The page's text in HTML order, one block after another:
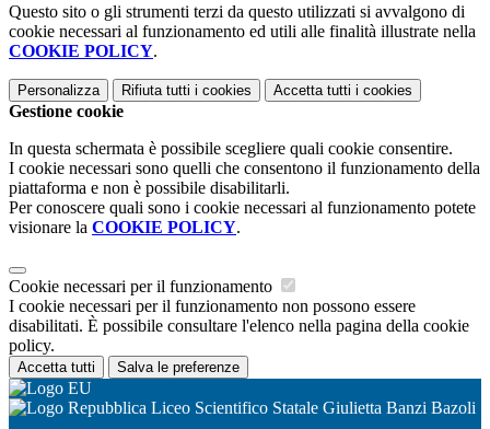
Questo sito o gli strumenti terzi da questo utilizzati si avvalgono di
cookie necessari al funzionamento ed utili alle finalità illustrate nella
COOKIE POLICY.
Personalizza Rifiuta tutti i cookies Accetta tutti i cookies
Gestione cookie
In questa schermata è possibile scegliere quali cookie consentire.
I cookie necessari sono quelli che consentono il funzionamento della
piattaforma e non è possibile disabilitarli.
Per conoscere quali sono i cookie necessari al funzionamento potete
visionare la COOKIE POLICY.
Cookie necessari per il funzionamento
I cookie necessari per il funzionamento non possono essere
disabilitati. È possibile consultare l'elenco nella pagina della cookie
policy.
Accetta tutti Salva le preferenze
Liceo Scientifico Statale Giulietta Banzi Bazoli